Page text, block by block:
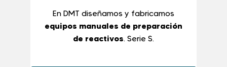
En DMT diseñamos y fabricamos
equipos manuales de preparación
de reactivos. Serie S.